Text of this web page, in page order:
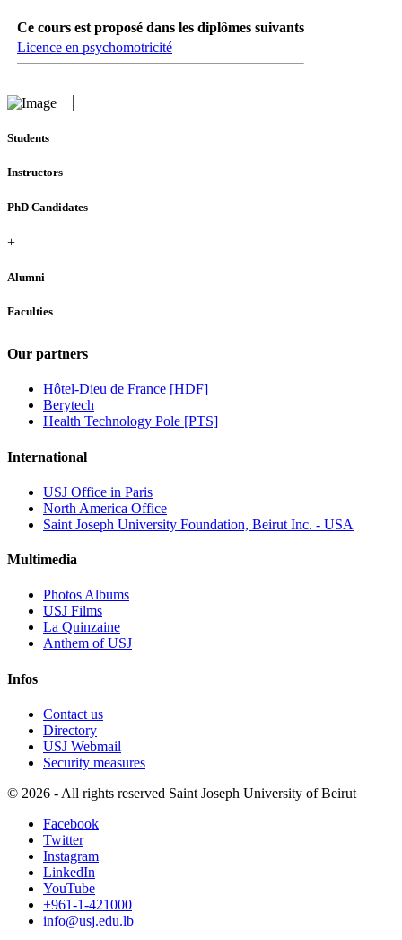
Ce cours est proposé dans les diplômes suivants
Licence en psychomotricité
Students
Instructors
PhD Candidates
+
Alumni
Faculties
Our partners
Hôtel-Dieu de France [HDF]
Berytech
Health Technology Pole [PTS]
International
USJ Office in Paris
North America Office
Saint Joseph University Foundation, Beirut Inc. - USA
Multimedia
Photos Albums
USJ Films
La Quinzaine
Anthem of USJ
Infos
Contact us
Directory
USJ Webmail
Security measures
© 2026 - All rights reserved Saint Joseph University of Beirut
Facebook
Twitter
Instagram
LinkedIn
YouTube
+961-1-421000
info@usj.edu.lb